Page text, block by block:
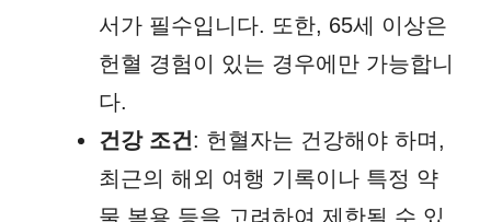
서가 필수입니다. 또한, 65세 이상은
헌혈 경험이 있는 경우에만 가능합니
다.
건강 조건: 헌혈자는 건강해야 하며,
최근의 해외 여행 기록이나 특정 약
물 복용 등을 고려하여 제한될 수 있